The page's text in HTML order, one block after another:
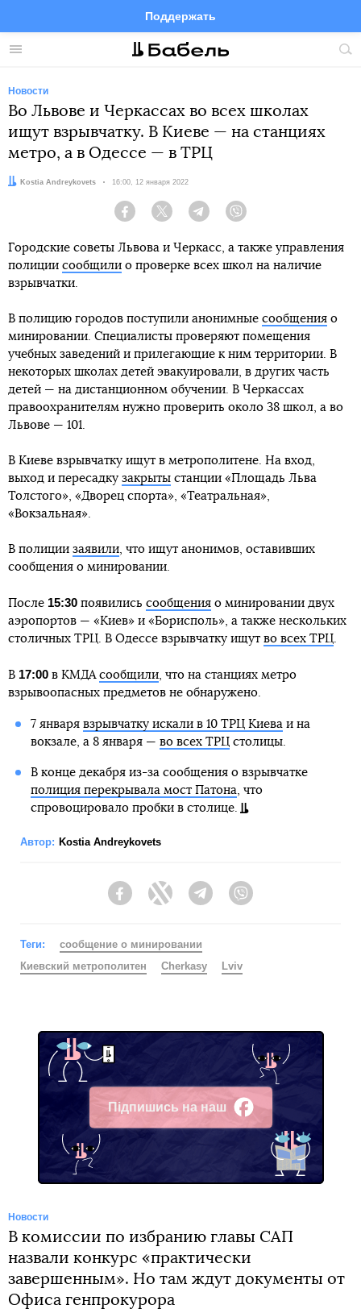
Меню
Поддержать
FacebookTelegramTwitter
Новости
Во Львове и Черкассах во всех школах
ищут взрывчатку. В Киеве — на станциях
метро, а в Одессе — в ТРЦ
Автор:Kostia Andreykovets Дата:
16:00, 12 января 2022
Facebook Twitter Telegram
Городские советы Львова и Черкасс, а также управления
полиции сообщили о проверке всех школ на наличие
взрывчатки.
В полицию городов поступили анонимные сообщения о
минировании. Специалисты проверяют помещения
учебных заведений и прилегающие к ним территории. В
некоторых школах детей эвакуировали, в других часть
детей — на дистанционном обучении. В Черкассах
правоохранителям нужно проверить около 38 школ, а во
Львове — 101.
В Киеве взрывчатку ищут в метрополитене. На вход,
выход и пересадку закрыты станции «Площадь Льва
Толстого», «Дворец спорта», «Театральная»,
«Вокзальная».
В полиции заявили, что ищут анонимов, оставивших
сообщения о минировании.
После 15:30 появились сообщения о минировании двух
аэропортов — «Киев» и «Борисполь», а также нескольких
столичных ТРЦ. В Одессе взрывчатку ищут во всех ТРЦ.
В 17:00 в КМДА сообщили, что на станциях метро
взрывоопасных предметов не обнаружено.
7 января взрывчатку искали в 10 ТРЦ Киеваи на
вокзале, а 8 января — во всех ТРЦстолицы.
В конце декабря из-за сообщения о взрывчатке
полиция перекрывала мост Патона, что
спровоцировало пробки в столице.
Автор: Kostia Andreykovets
FacebookTwitter Telegram
Теги:
сообщение о минировании
Киевский метрополитен
Cherkasy Lviv
Підпишись на наш
Facebook
Новости
В комиссии по избранию главы САП
назвали конкурс «практически
завершенным». Но там ждут документы от
Офиса генпрокурора